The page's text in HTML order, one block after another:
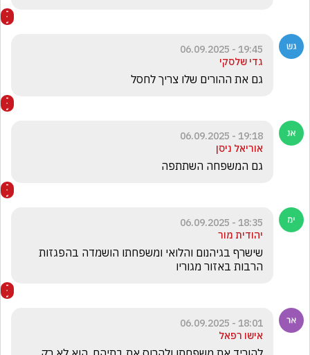
19:45 - 06.09.2025
גדי שלסקי
גם את ההורים שלו צריך לחסל
19:18 - 06.09.2025
אוריאל ניסן
גם המשפחה השתתפה
18:35 - 06.09.2025
יהודית מור
הרבות באזור מגוריו
18:01 - 06.09.2025
אישו רפאל